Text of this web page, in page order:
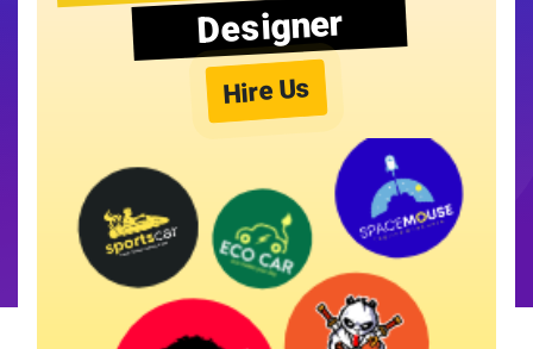
Designer
Hire Us